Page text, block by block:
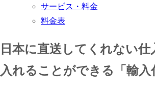
サービス・料金
料金表
日本に直送してくれない
入れることができる「輸入